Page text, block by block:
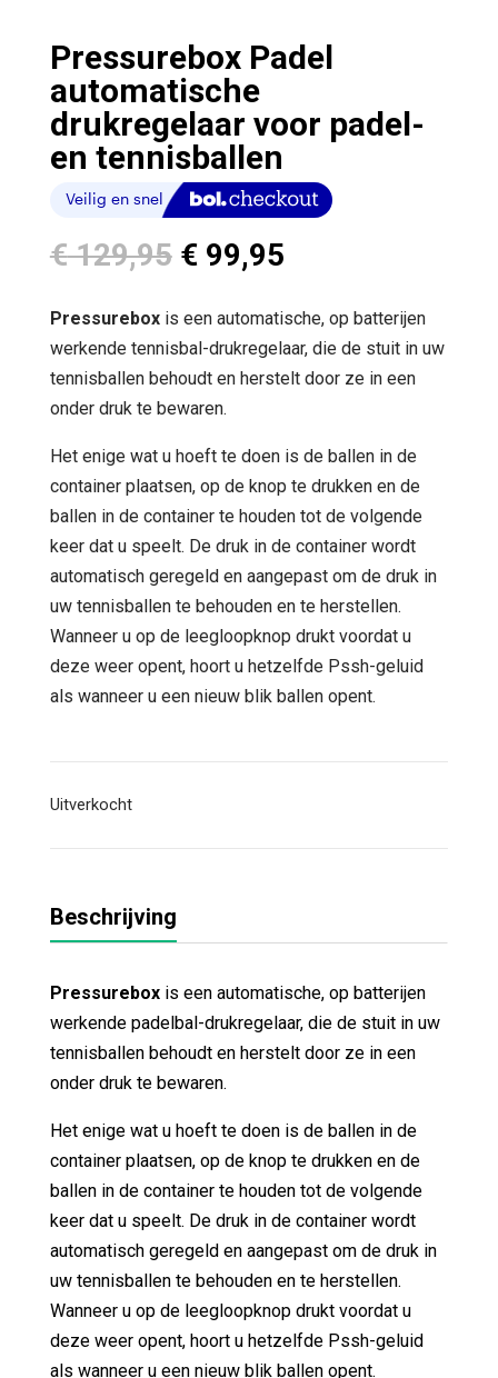
Pressurebox Padel
automatische
drukregelaar voor padel-
en tennisballen
€129,95 Oorspronkelijke
prijs
was:
€ 129,95.
€99,95Huidige
is:
€ 99,95.
Pressureboxis een automatische, op batterijen
werkende tennisbal-drukregelaar, die de stuit in uw
tennisballen behoudt en herstelt door ze in een
onder druk te bewaren.
Het enige wat u hoeft te doen is de ballen in de
container plaatsen, op de knop te drukken en de
ballen in de container te houden tot de volgende
keer dat u speelt. De druk in de container wordt
automatisch geregeld en aangepast om de druk in
uw tennisballen te behouden en te herstellen.
Wanneer u op de leegloopknop drukt voordat u
deze weer opent, hoort u hetzelfde Pssh-geluid
als wanneer u een nieuw blik ballen opent.
Uitverkocht
Beschrijving
Pressureboxis een automatische, op batterijen
werkende padelbal-drukregelaar, die de stuit in uw
tennisballen behoudt en herstelt door ze in een
onder druk te bewaren.
Het enige wat u hoeft te doen is de ballen in de
container plaatsen, op de knop te drukken en de
ballen in de container te houden tot de volgende
keer dat u speelt. De druk in de container wordt
automatisch geregeld en aangepast om de druk in
uw tennisballen te behouden en te herstellen.
Wanneer u op de leegloopknop drukt voordat u
deze weer opent, hoort u hetzelfde Pssh-geluid
als wanneer u een nieuw blik ballen opent.